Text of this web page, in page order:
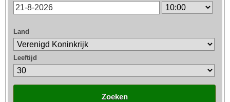
Land
Leeftijd
Zoeken